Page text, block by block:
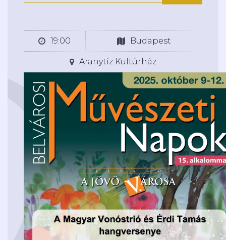
19:00 Budapest
Aranytíz Kultúrház